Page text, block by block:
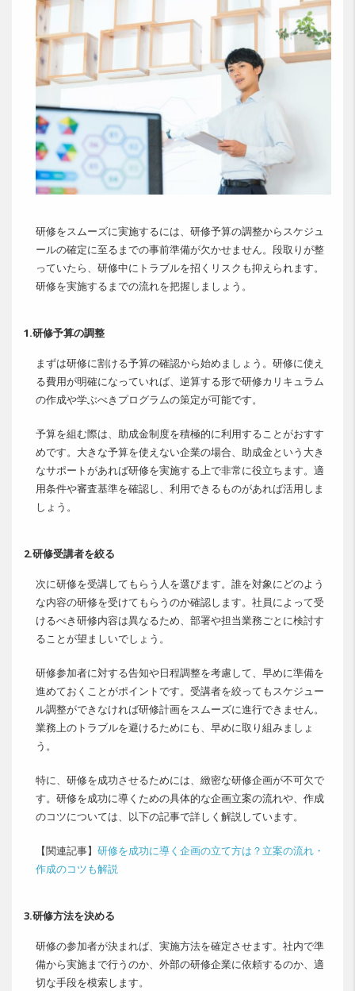
研修をスムーズに実施するには、研修予算の調整からスケジュ
ールの確定に至るまでの事前準備が欠かせません。段取りが整
っていたら、研修中にトラブルを招くリスクも抑えられます。
研修を実施するまでの流れを把握しましょう。
1.研修予算の調整
まずは研修に割ける予算の確認から始めましょう。研修に使え
る費用が明確になっていれば、逆算する形で研修カリキュラム
の作成や学ぶべきプログラムの策定が可能です。
予算を組む際は、助成金制度を積極的に利用することがおすす
めです。大きな予算を使えない企業の場合、助成金という大き
なサポートがあれば研修を実施する上で非常に役立ちます。適
用条件や審査基準を確認し、利用できるものがあれば活用しま
しょう。
2.研修受講者を絞る
次に研修を受講してもらう人を選びます。誰を対象にどのよう
な内容の研修を受けてもらうのか確認します。社員によって受
けるべき研修内容は異なるため、部署や担当業務ごとに検討す
ることが望ましいでしょう。
研修参加者に対する告知や日程調整を考慮して、早めに準備を
進めておくことがポイントです。受講者を絞ってもスケジュー
ル調整ができなければ研修計画をスムーズに進行できません。
業務上のトラブルを避けるためにも、早めに取り組みましょ
う。
特に、研修を成功させるためには、緻密な研修企画が不可欠で
す。研修を成功に導くための具体的な企画立案の流れや、作成
のコツについては、以下の記事で詳しく解説しています。
【関連記事】 研修を成功に導く企画の立て方は？立案の流れ・
作成のコツも解説
3.研修方法を決める
研修の参加者が決まれば、実施方法を確定させます。社内で準
備から実施まで行うのか、外部の研修企業に依頼するのか、適
切な手段を模索します。